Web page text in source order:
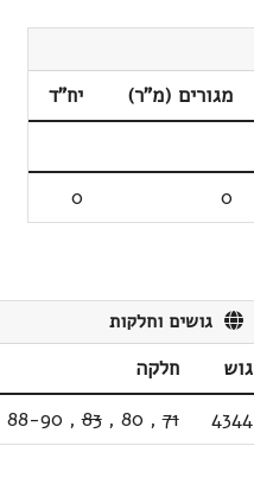
מגורים (מ"ר)
יח"ד
0
0
גושים וחלקות
גוש
חלקה
4344
71
,
80
,
83
,
88-90